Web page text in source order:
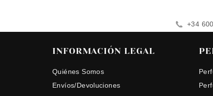
+34
INFORMACIÓN LEGAL
Quiénes Somos
Envíos/Devoluciones